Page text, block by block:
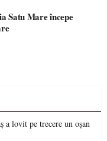
Satu Mare începe
a lovit pe trecere un oșan